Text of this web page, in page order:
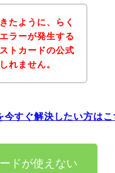
たように、らく
ラーが発生する
トカードの公式
れません。
すぐ解決したい方はこ
ドが使えない